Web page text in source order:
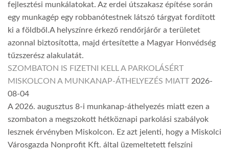
fejlesztési munkálatokat. Az erdei útszakasz építése során
egy munkagép egy robbanótestnek látszó tárgyat fordított
ki a földből.A helyszínre érkező rendőrjárőr a területet
azonnal biztosította, majd értesítette a Magyar Honvédség
tűzszerész alakulatát.
SZOMBATON IS FIZETNI KELL A PARKOLÁSÉRT
MISKOLCON A MUNKANAP-ÁTHELYEZÉS MIATT 2026-
08-04
A 2026. augusztus 8-i munkanap-áthelyezés miatt ezen a
szombaton a megszokott hétköznapi parkolási szabályok
lesznek érvényben Miskolcon. Ez azt jelenti, hogy a Miskolci
Városgazda Nonprofit Kft. által üzemeltetett felszíni